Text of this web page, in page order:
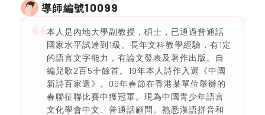
導師編號10099
本人是內地大學副教授，碩士，已通過普通話
國家水平試達到1級。長年文科教學經驗，有1定
的語言文字能力，有論文發表及著作出版。自
編兒歌2百5十餘首。19年本人詩作入選《中國
新詩百家選》。09年春節在香港某單位舉辦的
春聯征聯比賽中獲冠軍。現為中國青少年語言
文化學會中文、普通話顧問。熟悉漢語拼音和